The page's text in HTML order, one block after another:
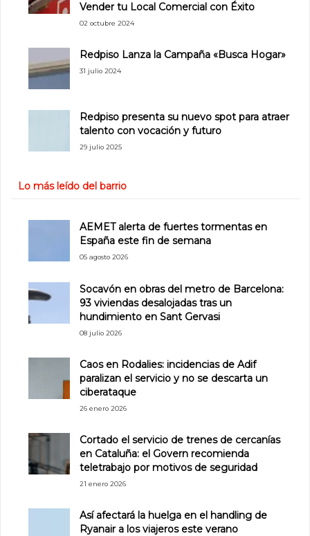
Vender tu Local Comercial con Éxito
02 octubre 2024
Redpiso Lanza la Campaña «Busca Hogar»
31 julio 2024
Redpiso presenta su nuevo spot para atraer
talento con vocación y futuro
29 julio 2025
Lo más leído del barrio
AEMET alerta de fuertes tormentas en
España este fin de semana
05 agosto 2026
Socavón en obras del metro de Barcelona:
93 viviendas desalojadas tras un
hundimiento en Sant Gervasi
08 julio 2026
Caos en Rodalies: incidencias de Adif
paralizan el servicio y no se descarta un
ciberataque
26 enero 2026
Cortado el servicio de trenes de cercanías
en Cataluña: el Govern recomienda
teletrabajo por motivos de seguridad
21 enero 2026
Así afectará la huelga en el handling de
Ryanair a los viajeros este verano